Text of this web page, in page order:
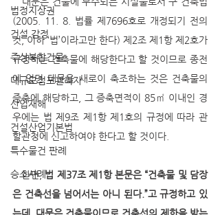
법정지상권
건설 감정
주상복합건물
대규모점포관리자
산업재해
건설산업기본법
특수물건 판례
승소사례
(2005. 11. 8. 법률 제7696호로 개정되기 전의
것, 이하 ‘법’이라고만 한다) 제2조 제1항 제2호가
규정하는 건축물에 해당한다고 할 것이므로 종전
에 없던 대문을 새로이 축조하는 것은 건축물의
증축에 해당하고, 그 증축면적이 85㎡ 이내인 경
우에는 법 제9조 제1항 제1호의 규정에 따라 관
할관청에 신고하여야 한다고 할 것이다.
   한편,
법 제37조 제1항 본문은 “건축물 및 담장
은 건축선을 넘어서는 아니 된다.”고 규정하고 있